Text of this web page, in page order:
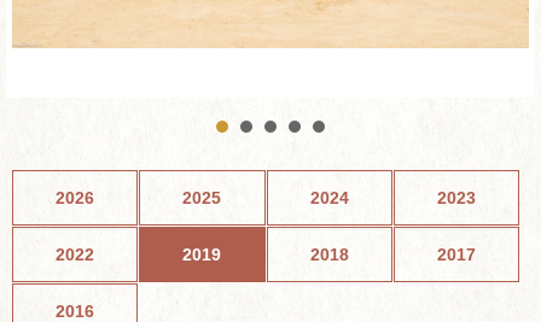
2026 2025 2024 2023
2022 2019 2018 2017
2016